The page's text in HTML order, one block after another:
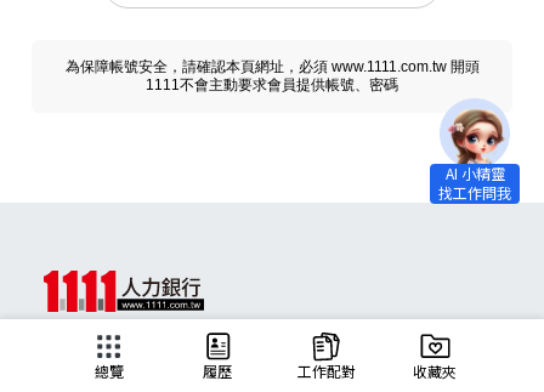
為保障帳號安全，請確認本頁網址，必須 www.1111.com.tw 開頭
1111不會主動要求會員提供帳號、密碼
總覽 履歷 工作配對 收藏夾